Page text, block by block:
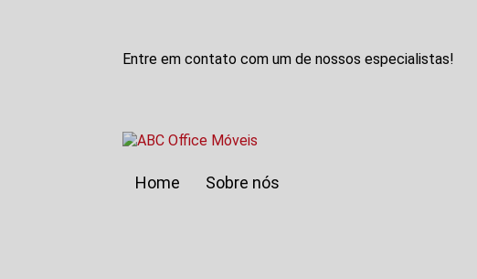
Entre em contato com um de nossos especialistas!
Home
Sobre nós